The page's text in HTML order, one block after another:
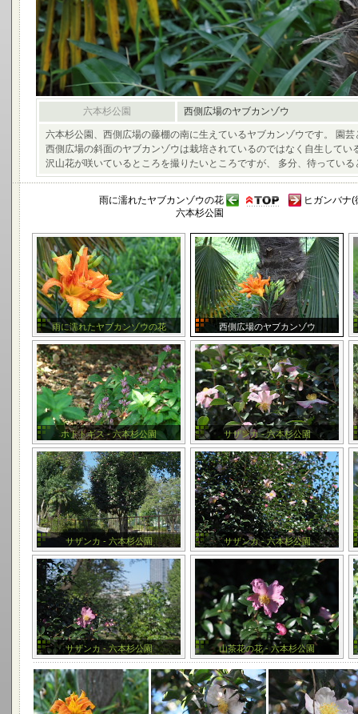
六本杉公園 西側広場のヤブカンゾウ
六本杉公園、西側広場の藤棚の南に生えているヤブカンゾウです。 園
西側広場の斜面のヤブカンゾウは栽培されているのではなく自生してい
沢山花が咲いているところを撮りたいところですが、 多分、待ってい
雨に濡れたヤブカンゾウの花
六本杉公園
ヒガンバナ
雨に濡れたヤブカンゾウの花 西側広場のヤブカンゾウ
ホトトギス - 六本杉公園 サザンカ - 六本杉公園
サザンカ - 六本杉公園 サザンカ - 六本杉公園
サザンカ - 六本杉公園 山茶花の花 - 六本杉公園